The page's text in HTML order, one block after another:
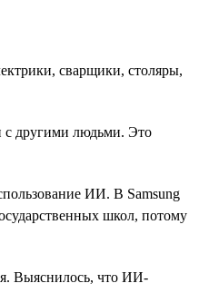
сварщики, столяры,
с другими людьми. Это
ИИ. В Samsung
школ, потому
Выяснилось, что ИИ-